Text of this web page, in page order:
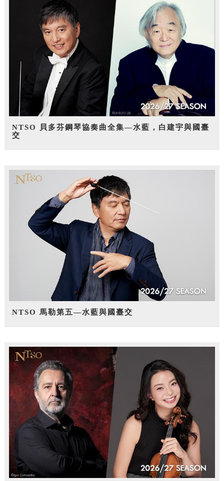
NTSO 貝多芬鋼琴協奏曲全集—水藍，白建宇與國臺
交
NTSO 馬勒第五—水藍與國臺交